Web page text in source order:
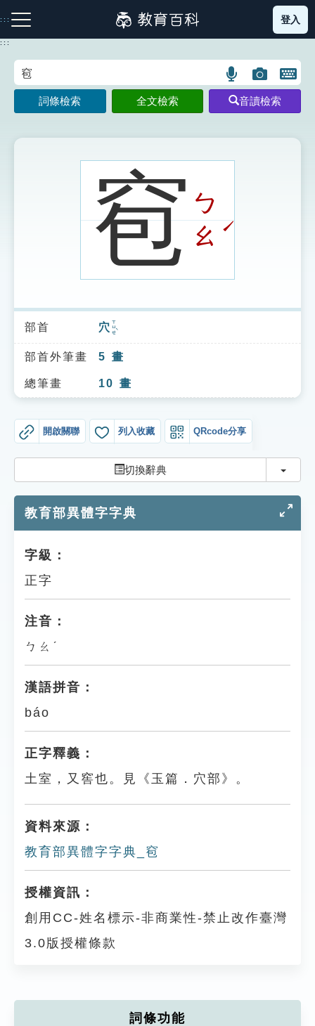
到
主
:::
注音索引圖示 筆畫索引圖示 部首索引表圖示
索引選單
知識索引
單字索引
遊戲專區
教學應用
貓頭鷹博士
登入
:::
語
言
搜
示
圖
片
搜
開
鍵
圖
詞條檢索 全文檢索 音讀檢索
窇ㄅ
ㄠˊ
部首 穴 ㄒㄩㄝˋ
部首外筆畫 5 畫
總筆畫 10 畫
開啟關聯 列入收藏 QRcode分享
切換辭典 切換
教育部異體字字典
字級：
正字
注音：
ㄅㄠˊ
漢語拼音：
báo
正字釋義：
土室，又窖也。見《玉篇．穴部》。
資料來源：
教育部異體字字典_窇
授權資訊：
創用CC-姓名標示-非商業性-禁止改作臺灣
3.0版授權條款
詞條功能